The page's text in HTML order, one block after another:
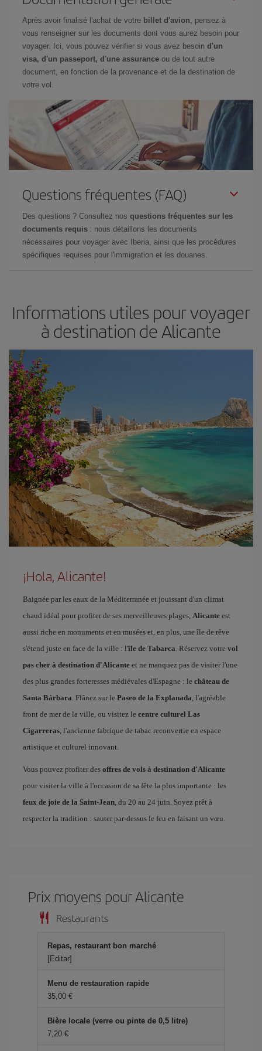
Après avoir finalisé l'achat de votre billet d'avion, pensez à
vous renseigner sur les documents dont vous aurez besoin pour
voyager. Ici, vous pouvez vérifier si vous avez besoin d'un
visa, d'un passeport, d'une assurance ou de tout autre
document, en fonction de la provenance et de la destination de
votre vol.
Questions fréquentes (FAQ)
Des questions ? Consultez nos questions fréquentes sur les
documents requis : nous détaillons les documents
nécessaires pour voyager avec Iberia, ainsi que les procédures
spécifiques requises pour l'immigration et les douanes.
Informations utiles pour voyager
à destination de Alicante
¡Hola, Alicante!
Baignée par les eaux de la Méditerranée et jouissant d'un climat
chaud idéal pour profiter de ses merveilleuses plages, Alicante est
aussi riche en monuments et en musées et, en plus, une île de rêve
s'étend juste en face de la ville : l'île de Tabarca. Réservez votre vol
pas cher à destination d'Alicante et ne manquez pas de visiter l'une
des plus grandes forteresses médiévales d'Espagne : le château de
Santa Bárbara. Flânez sur le Paseo de la Explanada, l'agréable
front de mer de la ville, ou visitez le centre culturel Las
Cigarreras, l'ancienne fabrique de tabac reconvertie en espace
artistique et culturel innovant.
Vous pouvez profiter des offres de vols à destination d'Alicante
pour visiter la ville à l'occasion de sa fête la plus importante : les
feux de joie de la Saint-Jean, du 20 au 24 juin. Soyez prêt à
respecter la tradition : sauter par-dessus le feu en faisant un vœu.
Prix ​​moyens pour Alicante
Restaurants
Repas, restaurant bon marché
[Editar]
Menu de restauration rapide
35,00 €
Bière locale (verre ou pinte de 0,5 litre)
7,20 €